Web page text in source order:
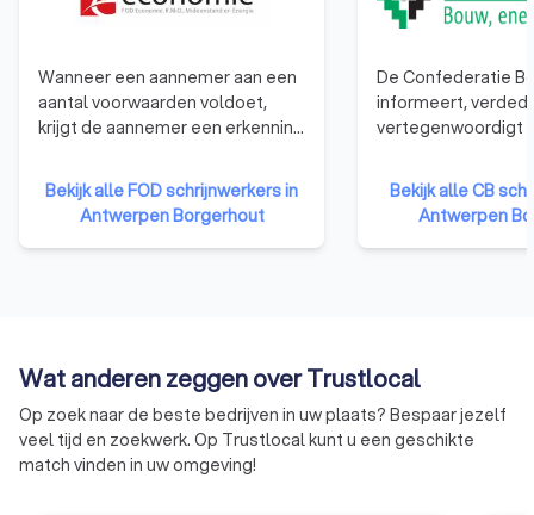
Wanneer een aannemer aan een
aantal voorwaarden voldoet,
krijgt de aannemer een erkenning
minister op advies van de
federale erkenningscommissie.
De erkenning geeft aan de
aanbestedende overheden het
kwaliteitslabel.
Bekijk alle FOD schrijnwerkers in
Antwerpen Borgerhout
De Confederatie
informeert,
vertegenwoordigt
éénmanszaken
bedrijven. De
vertegenwoordigt
ondernemingen
Bekijk alle CB
Antwerpen
Wat anderen zeggen over Trustlocal
Op zoek naar de beste bedrijven in uw plaats? Bespaar jezelf
veel tijd en zoekwerk. Op Trustlocal kunt u een geschikte
match vinden in uw omgeving!